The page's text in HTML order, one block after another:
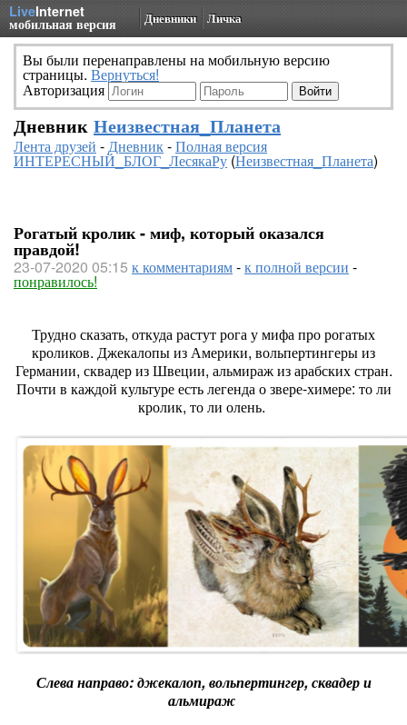
LiveInternet
мобильная версия Дневники Личка
Вы были перенаправлены на мобильную версию
страницы. Вернуться!
Авторизация
Дневник Неизвестная_Планета
Лента друзей -Дневник-Полная версия
ИНТЕРЕСНЫЙ_БЛОГ_ЛесякаРу(Неизвестная_Планета)
Рогатый кролик - миф, который оказался
правдой!
23-07-2020 05:15 к комментариям-к полной версии -
понравилось!
Трудно сказать, откуда растут рога у мифа про рогатых
кроликов. Джекалопы из Америки, вольпертингеры из
Германии, сквадер из Швеции, альмираж из арабских стран.
Почти в каждой культуре есть легенда о звере-химере: то ли
кролик, то ли олень.
Слева направо: джекалоп, вольпертингер, сквадер и
альмираж